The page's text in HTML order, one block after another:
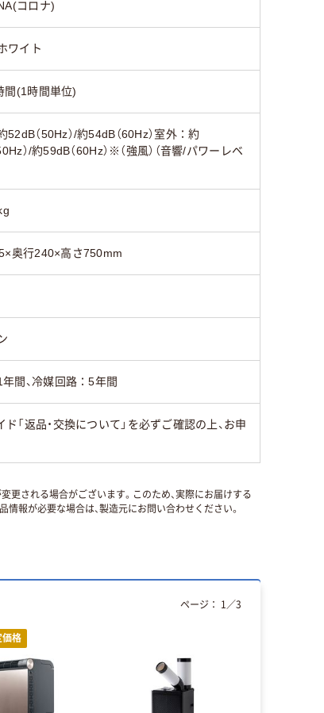
コロナ)
ワイト
間(1時間単位)
52dB（50Hz）/約54dB（60Hz）室外：約
）/約59dB（60Hz）※（強風）（音響/パワーレベ
奥行240×高さ750mm
間、冷媒回路：5年間
「返品・交換について」を必ずご確認の上、お申
更される場合がございます。このため、実際にお届けする
報が必要な場合は、製造元にお問い合わせください。
価格
ページ： 1 ／3